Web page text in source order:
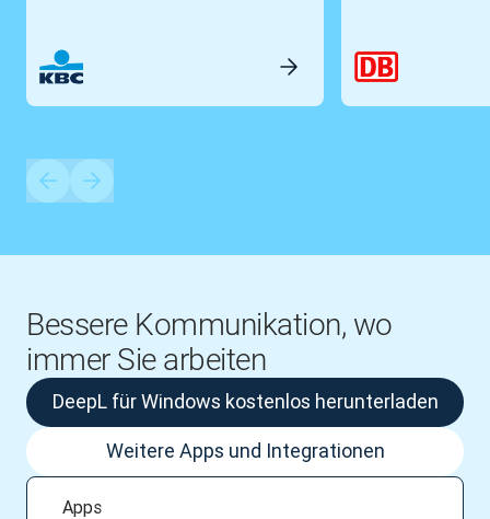
Bessere Kommunikation, wo
immer Sie arbeiten
Apps
DeepL für Windows kostenlos herunterladen
Weitere Apps und Integrationen